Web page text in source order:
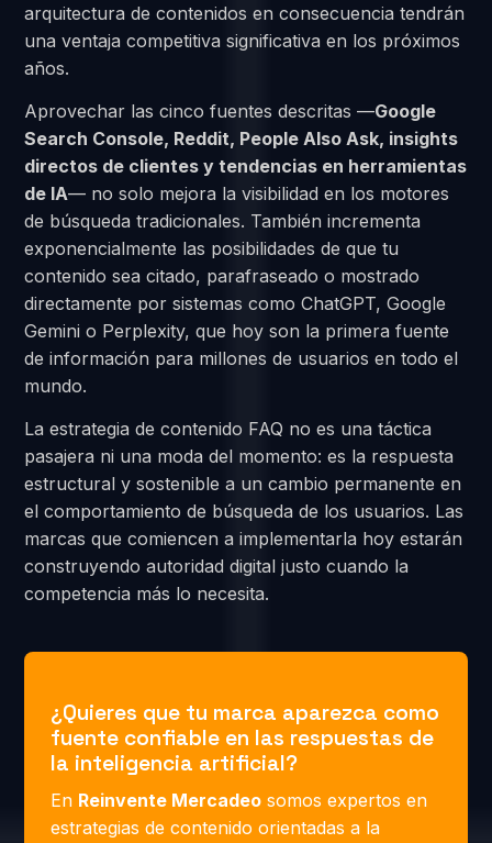
arquitectura de contenidos en consecuencia tendrán
una ventaja competitiva significativa en los próximos
años.
Aprovechar las cinco fuentes descritas —Google
Search Console, Reddit, People Also Ask, insights
directos de clientes y tendencias en herramientas
de IA— no solo mejora la visibilidad en los motores
de búsqueda tradicionales. También incrementa
exponencialmente las posibilidades de que tu
contenido sea citado, parafraseado o mostrado
directamente por sistemas como ChatGPT, Google
Gemini o Perplexity, que hoy son la primera fuente
de información para millones de usuarios en todo el
mundo.
La estrategia de contenido FAQ no es una táctica
pasajera ni una moda del momento: es la respuesta
estructural y sostenible a un cambio permanente en
el comportamiento de búsqueda de los usuarios. Las
marcas que comiencen a implementarla hoy estarán
construyendo autoridad digital justo cuando la
competencia más lo necesita.
¿Quieres que tu marca aparezca como
fuente confiable en las respuestas de
la inteligencia artificial?
En Reinvente Mercadeo somos expertos en
estrategias de contenido orientadas a la